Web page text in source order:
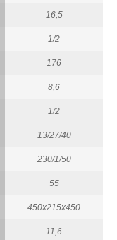
16,5
1/2
176
8,6
1/2
13/27/40
230/1/50
55
450x215x450
11,6